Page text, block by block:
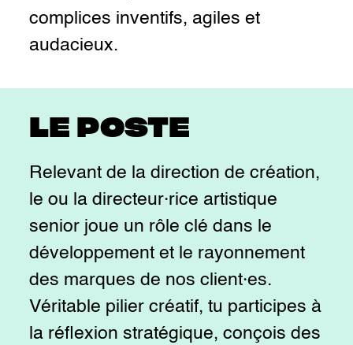
complices inventifs, agiles et
audacieux.
LE POSTE
Relevant de la direction de création,
le ou la directeur·rice artistique
senior joue un rôle clé dans le
développement et le rayonnement
des marques de nos client·es.
Véritable pilier créatif, tu participes à
la réflexion stratégique, conçois des